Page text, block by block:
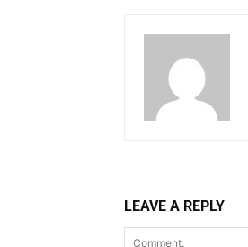
LEAVE A REPLY